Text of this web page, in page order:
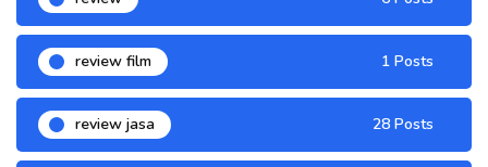
review film 1 Posts
review jasa 28 Posts